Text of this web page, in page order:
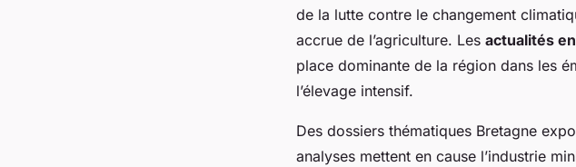
de la lutte contre le changement
accrue de l’agriculture. Les actualités
place dominante de la région dans les
l’élevage intensif.
Des dossiers thématiques Bretagne
analyses mettent en cause l’industrie